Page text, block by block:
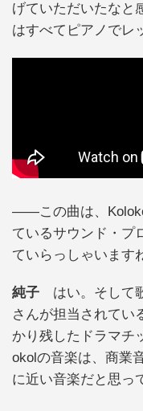
げていただいたなと
はすべてピアノでレ
——この曲は、
ているサウンド・プ
ていらっしゃいます
純子 はい。そして
さんが担当されてい
かり残したドラマチ
okolの音楽は、商業
に近い音楽だと思っ